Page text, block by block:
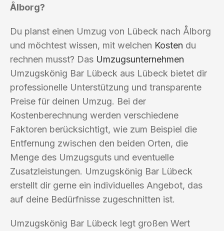
Ålborg?
Du planst einen Umzug von Lübeck nach Ålborg
und möchtest wissen, mit welchen Kosten du
rechnen musst? Das Umzugsunternehmen
Umzugskönig Bar Lübeck aus Lübeck bietet dir
professionelle Unterstützung und transparente
Preise für deinen Umzug. Bei der
Kostenberechnung werden verschiedene
Faktoren berücksichtigt, wie zum Beispiel die
Entfernung zwischen den beiden Orten, die
Menge des Umzugsguts und eventuelle
Zusatzleistungen. Umzugskönig Bar Lübeck
erstellt dir gerne ein individuelles Angebot, das
auf deine Bedürfnisse zugeschnitten ist.
Umzugskönig Bar Lübeck legt großen Wert